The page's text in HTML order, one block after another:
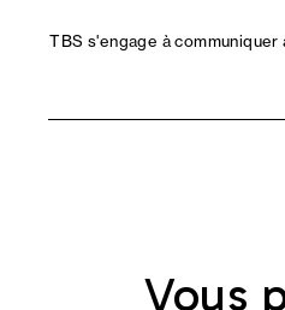
TBS s'engage à
Vous